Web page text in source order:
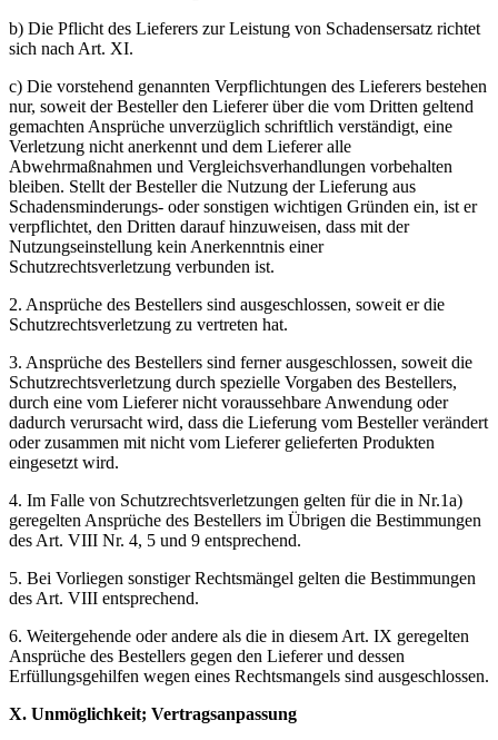
b) Die Pflicht des Lieferers zur Leistung von Schadensersatz richtet
sich nach Art. XI.
c) Die vorstehend genannten Verpflichtungen des Lieferers bestehen
nur, soweit der Besteller den Lieferer über die vom Dritten geltend
gemachten Ansprüche unverzüglich schriftlich verständigt, eine
Verletzung nicht anerkennt und dem Lieferer alle
Abwehrmaßnahmen und Vergleichsverhandlungen vorbehalten
bleiben. Stellt der Besteller die Nutzung der Lieferung aus
Schadensminderungs- oder sonstigen wichtigen Gründen ein, ist er
verpflichtet, den Dritten darauf hinzuweisen, dass mit der
Nutzungseinstellung kein Anerkenntnis einer
Schutzrechtsverletzung verbunden ist.
2. Ansprüche des Bestellers sind ausgeschlossen, soweit er die
Schutzrechtsverletzung zu vertreten hat.
3. Ansprüche des Bestellers sind ferner ausgeschlossen, soweit die
Schutzrechtsverletzung durch spezielle Vorgaben des Bestellers,
durch eine vom Lieferer nicht voraussehbare Anwendung oder
dadurch verursacht wird, dass die Lieferung vom Besteller verändert
oder zusammen mit nicht vom Lieferer gelieferten Produkten
eingesetzt wird.
4. Im Falle von Schutzrechtsverletzungen gelten für die in Nr.1a)
geregelten Ansprüche des Bestellers im Übrigen die Bestimmungen
des Art. VIII Nr. 4, 5 und 9 entsprechend.
5. Bei Vorliegen sonstiger Rechtsmängel gelten die Bestimmungen
des Art. VIII entsprechend.
6. Weitergehende oder andere als die in diesem Art. IX geregelten
Ansprüche des Bestellers gegen den Lieferer und dessen
Erfüllungsgehilfen wegen eines Rechtsmangels sind ausgeschlossen.
X. Unmöglichkeit; Vertragsanpassung